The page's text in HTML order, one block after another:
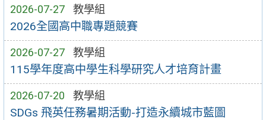
2026-07-27 教學組
2026全國高中職專題競賽
2026-07-27 教學組
115學年度高中學生科學研究人才培育計畫
2026-07-20 教學組
SDGs 飛英任務暑期活動-打造永續城市藍圖